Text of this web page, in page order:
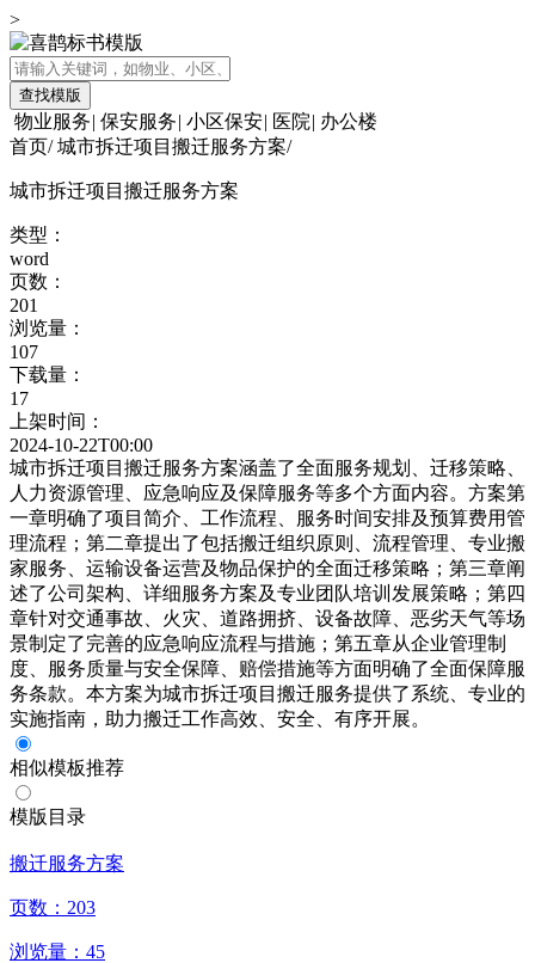
>
查找模版
物业服务| 保安服务| 小区保安| 医院| 办公楼
首页/ 城市拆迁项目搬迁服务方案/
城市拆迁项目搬迁服务方案
类型：
word
页数：
201
浏览量：
107
下载量：
17
上架时间：
2024-10-22T00:00
城市拆迁项目搬迁服务方案涵盖了全面服务规划、迁移策略、
人力资源管理、应急响应及保障服务等多个方面内容。方案第
一章明确了项目简介、工作流程、服务时间安排及预算费用管
理流程；第二章提出了包括搬迁组织原则、流程管理、专业搬
家服务、运输设备运营及物品保护的全面迁移策略；第三章阐
述了公司架构、详细服务方案及专业团队培训发展策略；第四
章针对交通事故、火灾、道路拥挤、设备故障、恶劣天气等场
景制定了完善的应急响应流程与措施；第五章从企业管理制
度、服务质量与安全保障、赔偿措施等方面明确了全面保障服
务条款。本方案为城市拆迁项目搬迁服务提供了系统、专业的
实施指南，助力搬迁工作高效、安全、有序开展。
相似模板推荐
模版目录
搬迁服务方案
页数： 203
浏览量： 45